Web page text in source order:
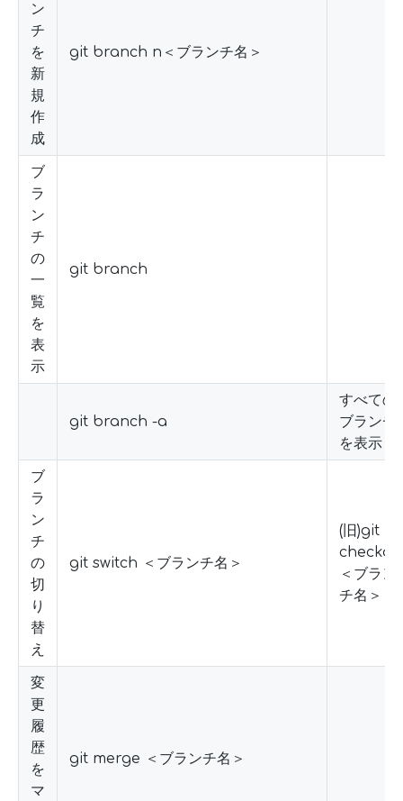
ン
チ
を
新
規
作
成
git branch n＜ブランチ名＞
ブ
ラ
ン
チ
の
一
覧
を
表
示
git branch
git branch -a
すべての
ブランチ
を表示
ブ
ラ
ン
チ
の
切
り
替
え
git switch ＜ブランチ名＞
(旧)git
＜ブラン
チ名＞
変
更
履
歴
を
マ
git merge ＜ブランチ名＞